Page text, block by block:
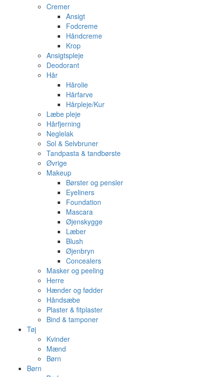
Cremer
Ansigt
Fodcreme
Håndcreme
Krop
Ansigtspleje
Deodorant
Hår
Hårolie
Hårfarve
Hårpleje/Kur
Læbe pleje
Hårfjerning
Neglelak
Sol & Selvbruner
Tandpasta & tandbørste
Øvrige
Makeup
Børster og pensler
Eyeliners
Foundation
Mascara
Øjenskygge
Læber
Blush
Øjenbryn
Concealers
Masker og peeling
Herre
Hænder og fødder
Håndsæbe
Plaster & fitplaster
Bind & tamponer
Tøj
Kvinder
Mænd
Børn
Børn